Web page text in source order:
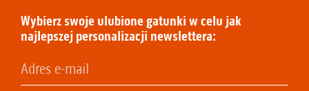
Wybierz swoje ulubione gatunki w celu jak
najlepszej personalizacji newslettera: